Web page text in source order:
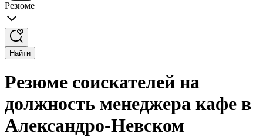
Резюме
Найти
Резюме соискателей на
должность менеджера кафе в
Александро-Невском